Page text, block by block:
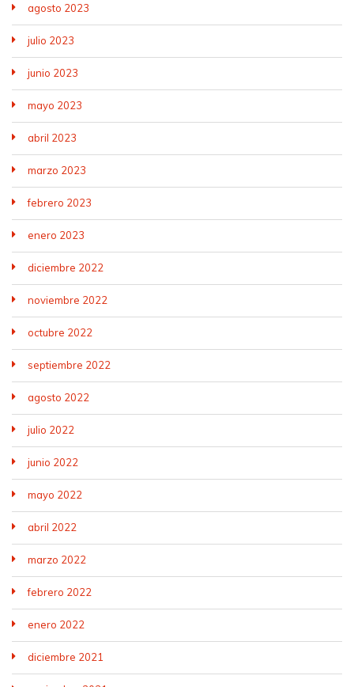
agosto 2023
julio 2023
junio 2023
mayo 2023
abril 2023
marzo 2023
febrero 2023
enero 2023
diciembre 2022
noviembre 2022
octubre 2022
septiembre 2022
agosto 2022
julio 2022
junio 2022
mayo 2022
abril 2022
marzo 2022
febrero 2022
enero 2022
diciembre 2021